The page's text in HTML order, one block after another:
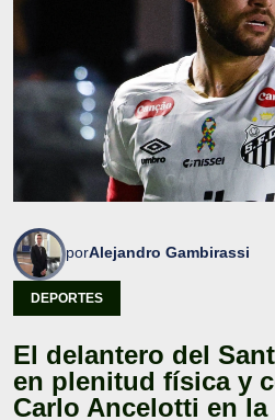
porAlejandro Gambirassi
DEPORTES
El delantero del
en plenitud física y
Carlo Ancelotti en